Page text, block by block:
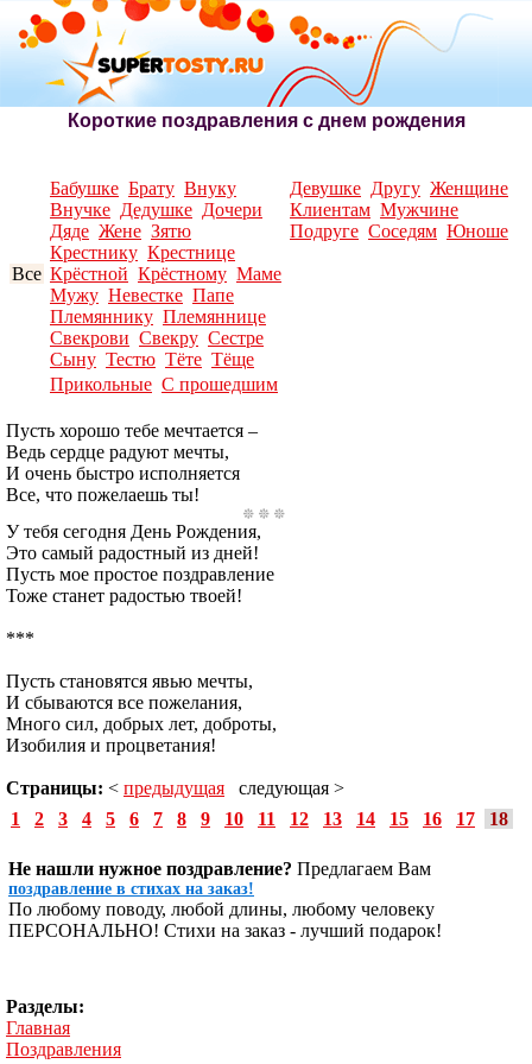
Короткие поздравления с днем рождения
Все
Бабушке Брату Внуку
Внучке Дедушке Дочери
Дяде Жене Зятю
Крестнику Крестнице
Крёстной Крёстному Маме
Мужу Невестке Папе
Племяннику Племяннице
Свекрови Свекру Сестре
Сыну Тестю Тёте Тёще
Девушке Другу Женщине
Клиентам Мужчине
Подруге Соседям Юноше
Прикольные С прошедшим
Пусть хорошо тебе мечтается –
Ведь сердце радуют мечты,
И очень быстро исполняется
Все, что пожелаешь ты!
У тебя сегодня День Рождения,
Это самый радостный из дней!
Пусть мое простое поздравление
Тоже станет радостью твоей!
***
Пусть становятся явью мечты,
И сбываются все пожелания,
Много сил, добрых лет, доброты,
Изобилия и процветания!
Страницы: < предыдущая следующая >
1
2 3 4 5 6 7 8 9 10 11 12 13 14 15 16 17 18
Не нашли нужное поздравление? Предлагаем Вам
поздравление в стихах на заказ!
По любому поводу, любой длины, любому человеку
ПЕРСОНАЛЬНО! Стихи на заказ - лучший подарок!
Разделы:
Главная
Поздравления